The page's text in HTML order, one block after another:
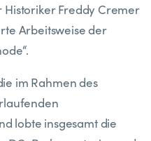
Historiker Freddy Cremer
Arbeitsweise der
im Rahmen des
lobte insgesamt die